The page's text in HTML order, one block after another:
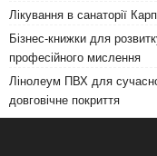
Лікування в санаторії
Бізнес-книжки для
професійного мислення
Лінолеум ПВХ для
довговічне покриття